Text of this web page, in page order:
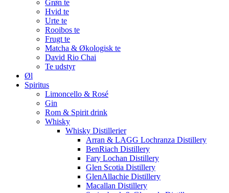
Grøn te
Hvid te
Urte te
Rooibos te
Frugt te
Matcha & Økologisk te
David Rio Chai
Te udstyr
Øl
Spiritus
Limoncello & Rosé
Gin
Rom & Spirit drink
Whisky
Whisky Distillerier
Arran & LAGG Lochranza Distillery
BenRiach Distillery
Fary Lochan Distillery
Glen Scotia Distillery
GlenAllachie Distillery
Macallan Distillery